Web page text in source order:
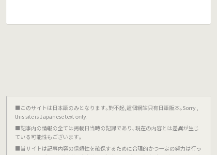
■このサイトは日本語のみとなります｡對不起,這個網站只有日語版本｡Sorry ,
this site is Japanese text only.
■記事内の情報の全ては掲載日当時の記録であり､現在の内容とは差異が生じ
ている可能性もございます｡
■当サイトは記事内容の信頼性を確保するために合理的かつ一定の努力は行っ